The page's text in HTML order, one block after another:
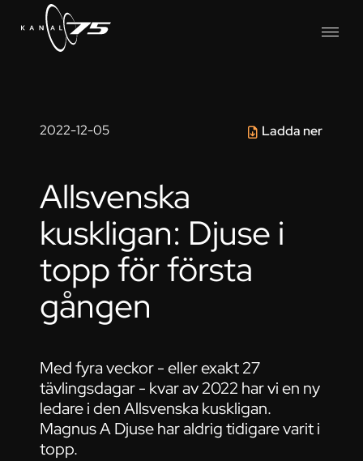
2022-12-05 Ladda ner
Allsvenska
kuskligan: Djuse i
topp för första
gången
Med fyra veckor - eller exakt 27
tävlingsdagar - kvar av 2022 har vi en ny
ledare i den Allsvenska kuskligan.
Magnus A Djuse har aldrig tidigare varit i
topp.